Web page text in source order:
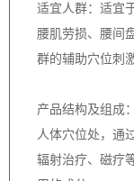
适宜人群：适宜
腰肌劳损、腰间
群的辅助穴位刺激
产品结构及组成
人体穴位处，通
辐射治疗、磁疗